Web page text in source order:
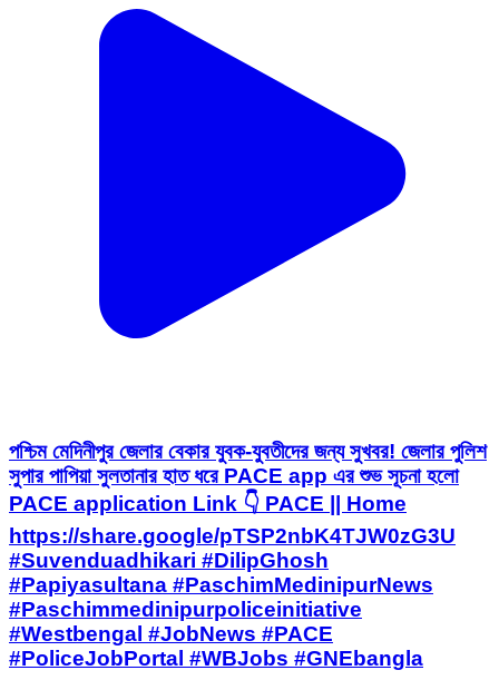
পশ্চিম মেদিনীপুর জেলার বেকার যুবক-যুবতীদের জন্য সুখবর! জেলার পুলিশ
সুপার পাপিয়া সুলতানার হাত ধরে PACE app এর শুভ সূচনা হলো
PACE application Link 👇 PACE || Home
https://share.google/pTSP2nbK4TJW0zG3U
#Suvenduadhikari #DilipGhosh
#Papiyasultana #PaschimMedinipurNews
#Paschimmedinipurpoliceinitiative
#Westbengal #JobNews #PACE
#PoliceJobPortal #WBJobs #GNEbangla